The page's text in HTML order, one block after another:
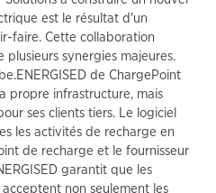
est le résultat d'un
faire. Cette collaboration
synergies majeures.
de ChargePoint
propre infrastructure, mais
ses clients tiers. Le logiciel
les activités de recharge en
de recharge et le fournisseur
garantit que les
non seulement les